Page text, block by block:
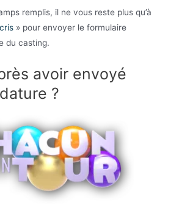
remplis, il ne vous reste plus qu’à
» pour envoyer le formulaire
du casting.
avoir envoyé
?